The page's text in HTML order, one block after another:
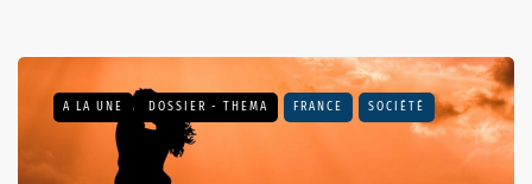
A LA UNE DOSSIER - THEMA FRANCE SOCIÉTÉ